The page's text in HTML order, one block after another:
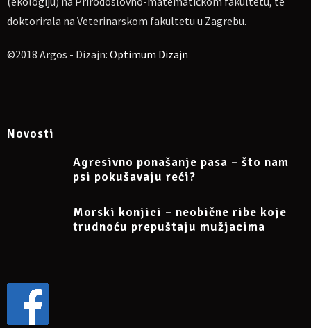
doktorirala na Veterinarskom fakultetu u Zagrebu.
©2018 Argos - Dizajn: Optimum Dizajn
Novosti
Agresivno ponašanje pasa – što nam
psi pokušavaju reći?
Morski konjici – neobične ribe koje
trudnoću prepuštaju mužjacima